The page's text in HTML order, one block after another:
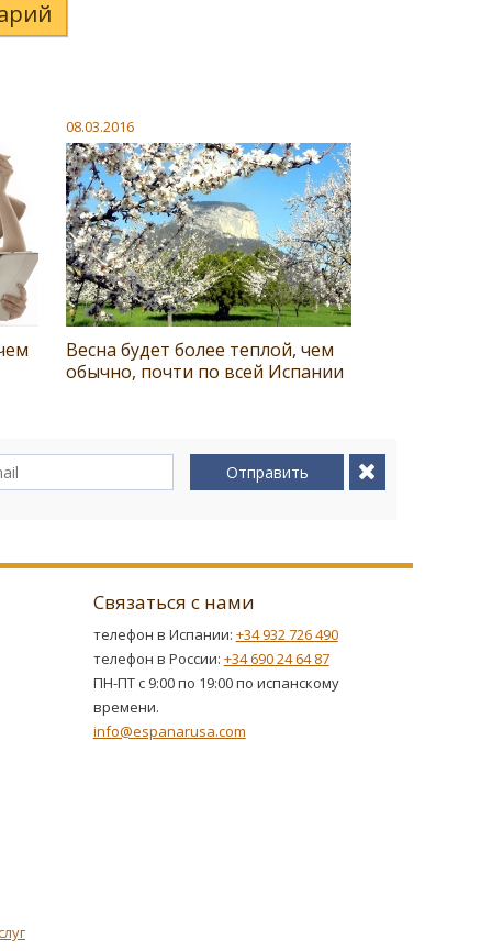
08.03.2016
Весна будет более теплой, чем
обычно, почти по всей Испании
Отправить
Связаться с нами
телефон в Испании: +34 932 726 490
телефон в России: +34 690 24 64 87
ПН-ПТ с 9:00 по 19:00 по испанскому
времени.
info@espanarusa.com